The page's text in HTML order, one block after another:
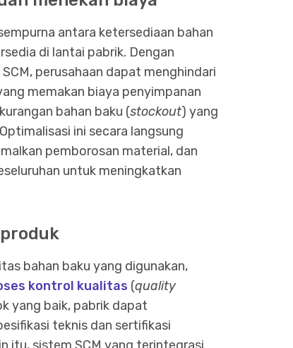
antara ketersediaan bahan
di lantai pabrik. Dengan
perusahaan dapat menghindari
memakan biaya penyimpanan
bahan baku (stockout) yang
ini secara langsung
pemborosan material, dan
untuk meningkatkan
bahan baku yang digunakan,
kontrol kualitas (quality
yang baik, pabrik dapat
teknis dan sertifikasi